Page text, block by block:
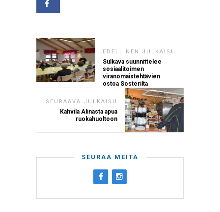
EDELLINEN JULKAISU
Sulkava suunnittelee
sosiaalitoimen
viranomaistehtävien
ostoa Sosterilta
SEURAAVA JULKAISU
Kahvila Alinasta apua
ruokahuoltoon
SEURAA MEITÄ